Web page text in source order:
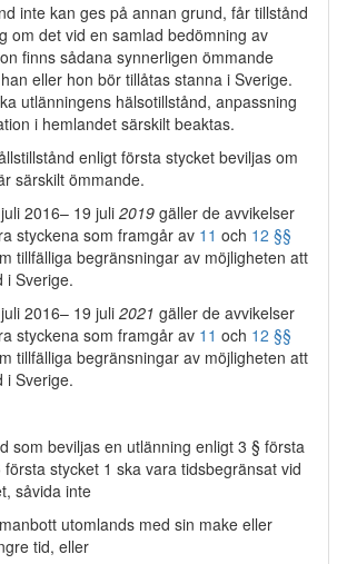
inte kan ges på annan grund, får tillstånd
om det vid en samlad bedömning av
finns sådana synnerligen ömmande
eller hon bör tillåtas stanna i Sverige.
utlänningens hälsotillstånd, anpassning
i hemlandet särskilt beaktas.
enligt första stycket beviljas om
särskilt ömmande.
2016– 19 juli 2019 gäller de avvikelser
styckena som framgår av 11 och 12 §§
tillfälliga begränsningar av möjligheten att
i Sverige.
2016– 19 juli 2021 gäller de avvikelser
styckena som framgår av 11 och 12 §§
tillfälliga begränsningar av möjligheten att
i Sverige.
som beviljas en utlänning enligt 3 § första
stycket 1 ska vara tidsbegränsat vid
såvida inte
utomlands med sin make eller
tid, eller